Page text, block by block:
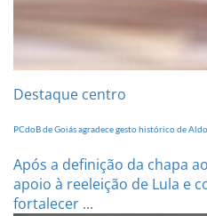
Destaque centro
PCdoB de Goiás agradece gesto histórico de
Após a definição da chapa
apoio à reeleição de Lula e
fortalecer ...